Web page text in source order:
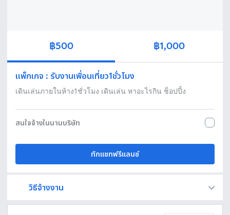
฿500 ฿1,000
แพ็กเกจ : รับงานเพื่อนเที่ยว1ชั่วโมง
เดินเล่นภายในห้าง1ชั่วโมง เดินเล่น หาอะไรกิน ช็อปปิ้ง
สนใจจ้างในนามบริษัท
ทักแชทฟรีแลนซ์
วิธีจ้างงาน